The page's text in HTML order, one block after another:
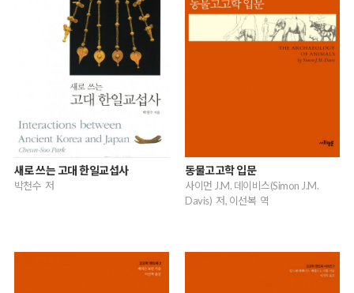
새로 쓰는 고대 한일교섭사
박천수 저
동물고고학 입문
사이먼 J.M. 데이비스(Simon J.M.
Davis) 저, 이선복 역